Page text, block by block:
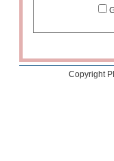
Copyright